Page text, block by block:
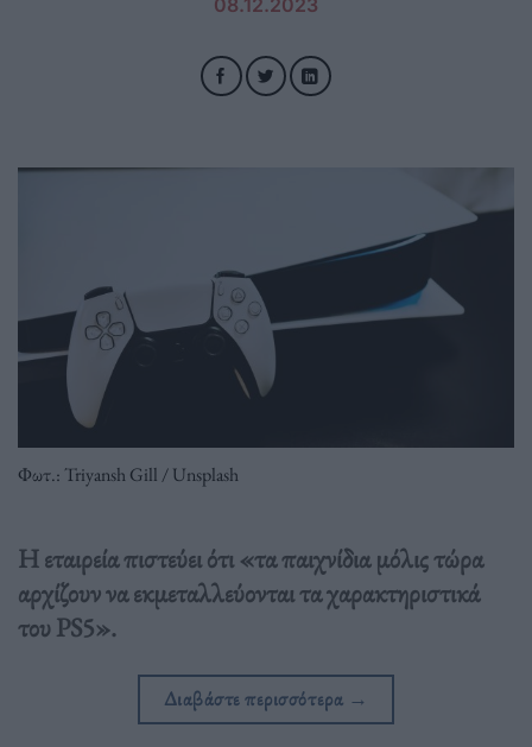
Φωτ.: Triyansh Gill / Unsplash
Η εταιρεία πιστεύει ότι «τα παιχνίδια μόλις τώρα
αρχίζουν να εκμεταλλεύονται τα χαρακτηριστικά
του PS5».
Διαβάστε περισσότερα →